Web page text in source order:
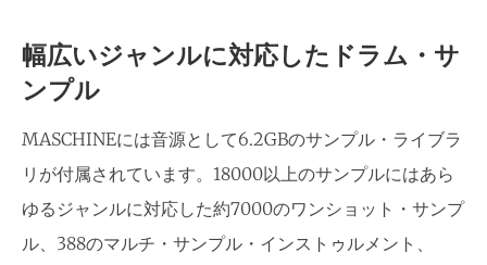
幅広いジャンルに対応したドラム・サ
ンプル
MASCHINEには音源として6.2GBのサンプル・ライブラ
リが付属されています。18000以上のサンプルにはあら
ゆるジャンルに対応した約7000のワンショット・サンプ
ル、388のマルチ・サンプル・インストゥルメント、